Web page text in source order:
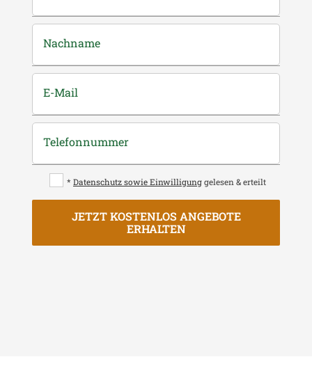
Nachname
E-Mail
Telefonnummer
* Datenschutz sowie Einwilligung gelesen & erteilt
JETZT KOSTENLOS ANGEBOTE
ERHALTEN